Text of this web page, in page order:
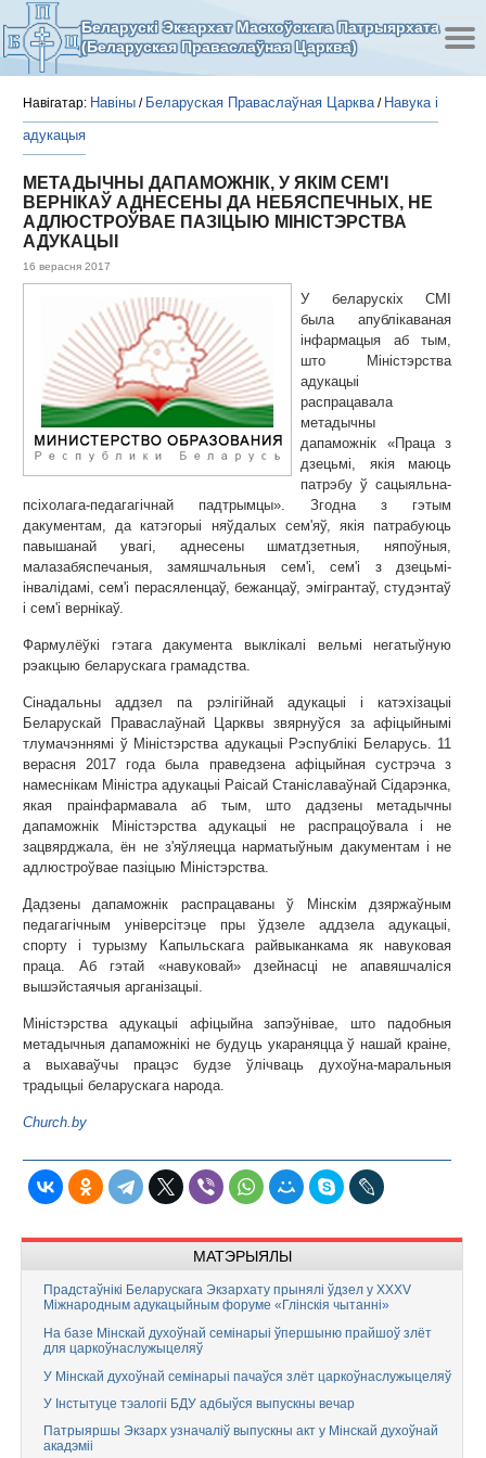
Беларускі Экзархат Маскоўскага Патрыярхата
(Беларуская Праваслаўная Царква)
Навігатар: Навіны / Беларуская Праваслаўная Царква/ Навука і
адукацыя
МЕТАДЫЧНЫ ДАПАМОЖНІК, У ЯКІМ СЕМ'І
ВЕРНІКАЎ АДНЕСЕНЫ ДА НЕБЯСПЕЧНЫХ, НЕ
АДЛЮСТРОЎВАЕ ПАЗІЦЫЮ МІНІСТЭРСТВА
АДУКАЦЫІ
16 верасня 2017
У беларускіх СМІ
была апублікаваная
інфармацыя аб тым,
што Міністэрства
адукацыі
распрацавала
метадычны
дапаможнік «Праца з
дзецьмі, якія маюць
патрэбу ў сацыяльна-
псіхолага-педагагічнай падтрымцы». Згодна з гэтым
дакументам, да катэгорыі няўдалых сем'яў, якія патрабуюць
павышанай увагі, аднесены шматдзетныя, няпоўныя,
малазабяспечаныя, замяшчальныя сем'і, сем'і з дзецьмі-
інвалідамі, сем'і перасяленцаў, бежанцаў, эмігрантаў, студэнтаў
і сем'і вернікаў.
Фармулёўкі гэтага дакумента выклікалі вельмі негатыўную
рэакцыю беларускага грамадства.
Сінадальны аддзел па рэлігійнай адукацыі і катэхізацыі
Беларускай Праваслаўнай Царквы звярнуўся за афіцыйнымі
тлумачэннямі ў Міністэрства адукацыі Рэспублікі Беларусь. 11
верасня 2017 года была праведзена афіцыйная сустрэча з
намеснікам Міністра адукацыі Раісай Станіславаўнай Сідарэнка,
якая праінфармавала аб тым, што дадзены метадычны
дапаможнік Міністэрства адукацыі не распрацоўвала і не
зацвярджала, ён не з'яўляецца нарматыўным дакументам і не
адлюстроўвае пазіцыю Міністэрства.
Дадзены дапаможнік распрацаваны ў Мінскім дзяржаўным
педагагічным універсітэце пры ўдзеле аддзела адукацыі,
спорту і турызму Капыльскага райвыканкама як навуковая
праца. Аб гэтай «навуковай» дзейнасці не апавяшчаліся
вышэйстаячыя арганізацыі.
Міністэрства адукацыі афіцыйна запэўнівае, што падобныя
метадычныя дапаможнікі не будуць укараняцца ў нашай краіне,
а выхаваўчы працэс будзе ўлічваць духоўна-маральныя
традыцыі беларускага народа.
Church.by
МАТЭРЫЯЛЫ
Прадстаўнікі Беларускага Экзархату прынялі ўдзел у XXXV
Міжнародным адукацыйным форуме «Глінскія чытанні»
На базе Мінскай духоўнай семінарыі ўпершыню прайшоў злёт
для царкоўнаслужыцеляў
У Мінскай духоўнай семінарыі пачаўся злёт царкоўнаслужыцеляў
У Інстытуце тэалогіі БДУ адбыўся выпускны вечар
Патрыяршы Экзарх узначаліў выпускны акт у Мінскай духоўнай
акадэміі